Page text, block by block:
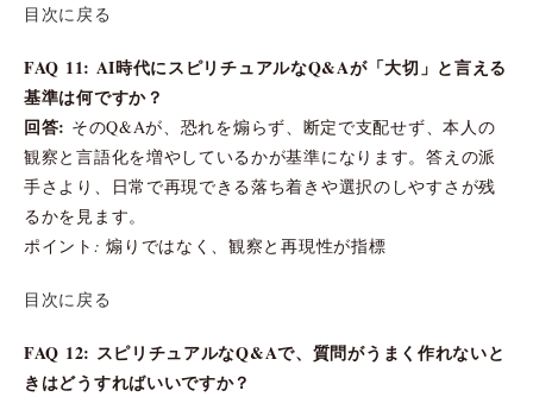
目次に戻る
FAQ 11: AI時代にスピリチュアルなQ&Aが「大切」と言える
基準は何ですか？
回答: そのQ&Aが、恐れを煽らず、断定で支配せず、本人の
観察と言語化を増やしているかが基準になります。答えの派
手さより、日常で再現できる落ち着きや選択のしやすさが残
るかを見ます。
ポイント: 煽りではなく、観察と再現性が指標
目次に戻る
FAQ 12: スピリチュアルなQ&Aで、質問がうまく作れないと
きはどうすればいいですか？